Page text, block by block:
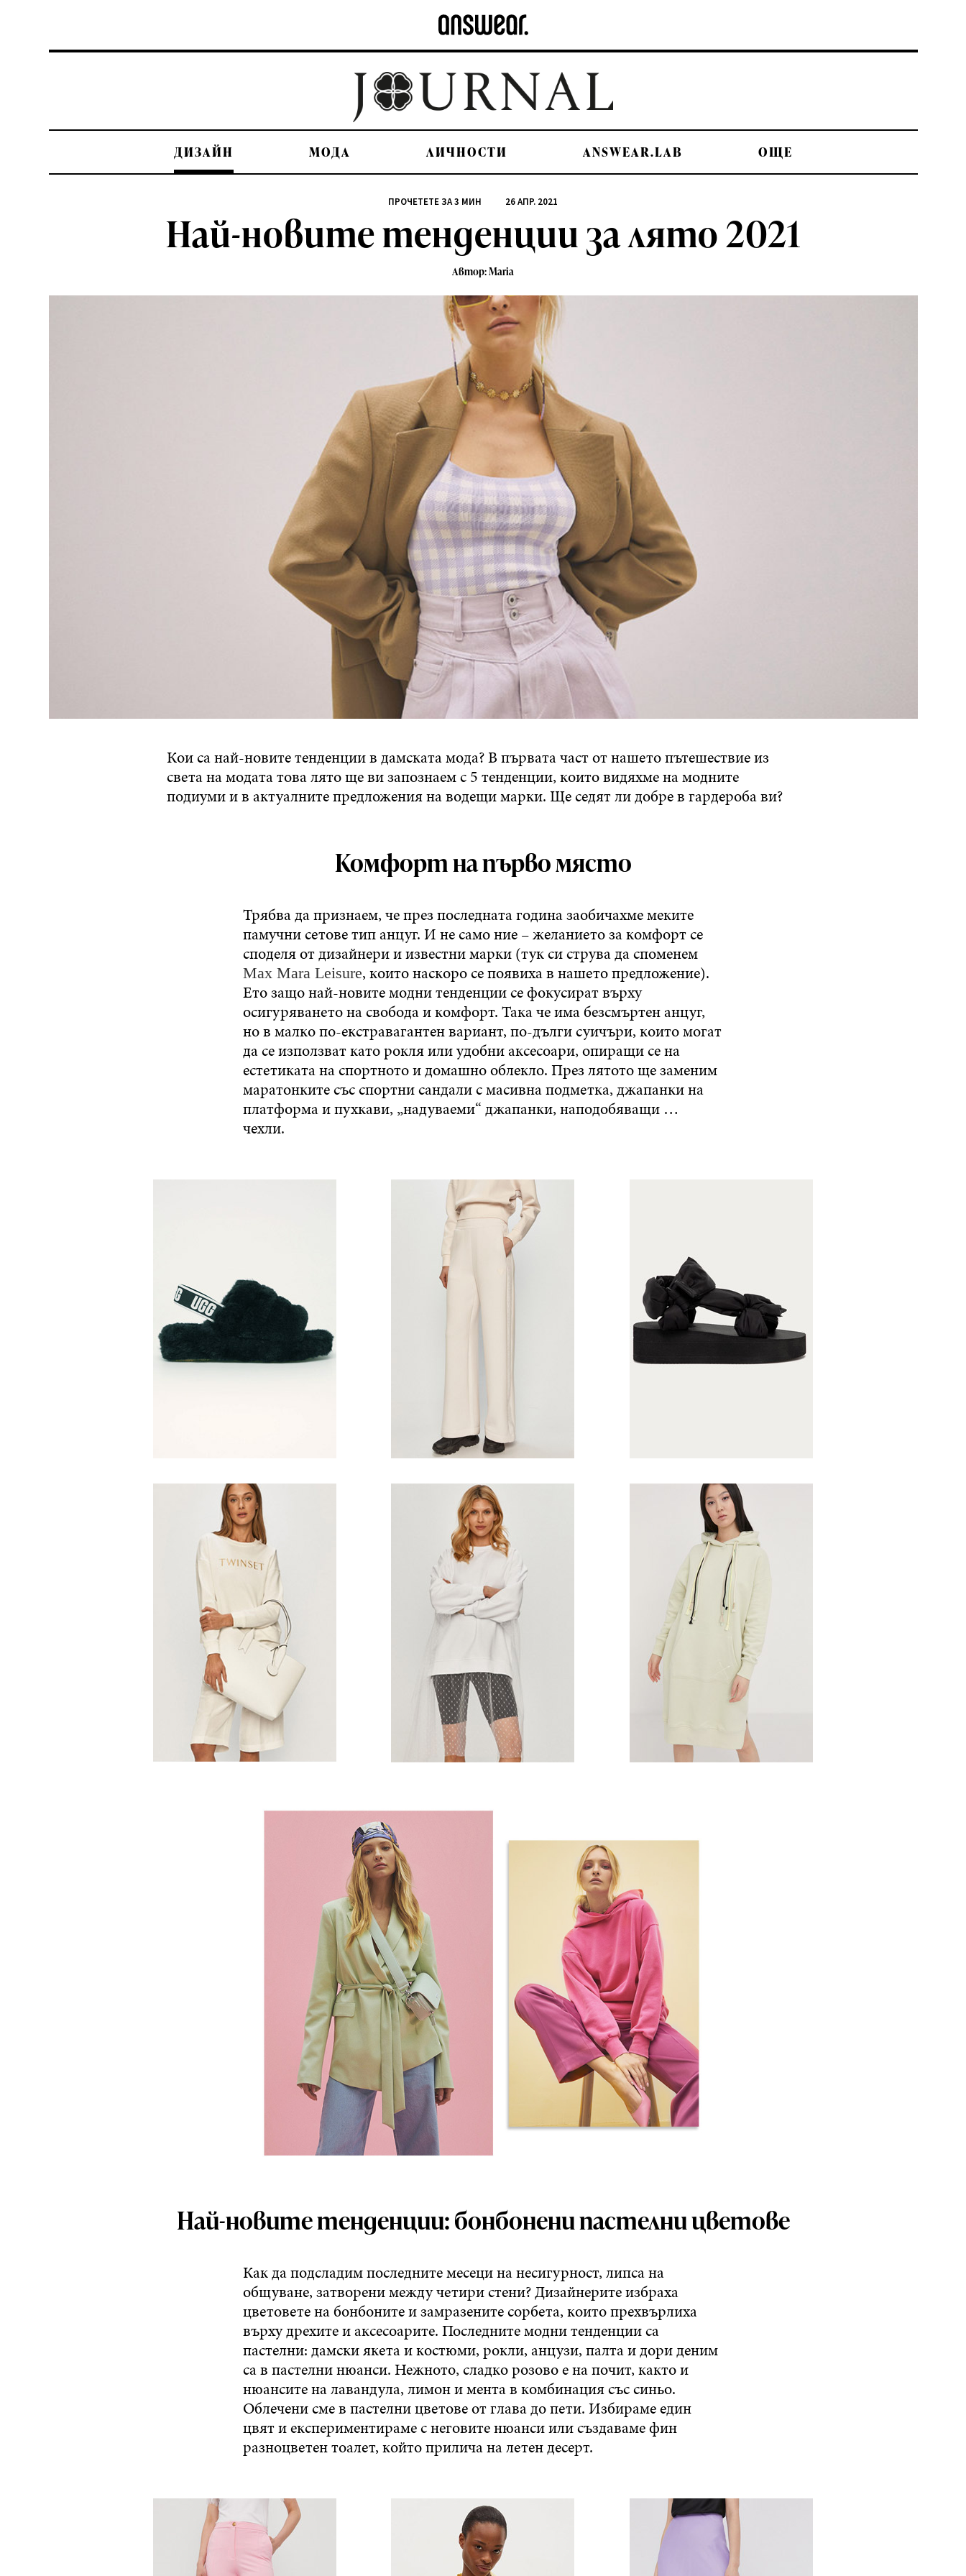
ДИЗАЙН МОДА ЛИЧНОСТИ ANSWEAR.LAB OЩЕ
ПРОЧЕТЕТЕ ЗА3 МИН 26 АПР. 2021
Най-новите тенденции за лято 2021
Автор: Maria
Кои са най-новите тенденции в дамската мода? В първата част от нашето пътешествие из
света на модата това лято ще ви запознаем с 5 тенденции, които видяхме на модните
подиуми и в актуалните предложения на водещи марки. Ще седят ли добре в гардероба ви?
Комфорт на първо място
Трябва да признаем, че през последната година заобичахме меките
памучни сетове тип анцуг. И не само ние – желанието за комфорт се
споделя от дизайнери и известни марки (тук си струва да споменем
Max Mara Leisure, които наскоро се появиха в нашето предложение).
Ето защо най-новите модни тенденции се фокусират върху
осигуряването на свобода и комфорт. Така че има безсмъртен анцуг,
но в малко по-екстравагантен вариант, по-дълги суичъри, които могат
да се използват като рокля или удобни аксесоари, опиращи се на
естетиката на спортното и домашно облекло. През лятото ще заменим
маратонките със спортни сандали с масивна подметка, джапанки на
платформа и пухкави, „надуваеми“ джапанки, наподобяващи …
чехли.
Най-новите тенденции: бонбонени пастелни цветове
Как да подсладим последните месеци на несигурност, липса на
общуване, затворени между четири стени? Дизайнерите избраха
цветовете на бонбоните и замразените сорбета, които прехвърлиха
върху дрехите и аксесоарите. Последните модни тенденции са
пастелни: дамски якета и костюми, рокли, анцузи, палта и дори деним
са в пастелни нюанси. Нежното, сладко розово е на почит, както и
нюансите на лавандула, лимон и мента в комбинация със синьо.
Облечени сме в пастелни цветове от глава до пети. Избираме един
цвят и експериментираме с неговите нюанси или създаваме фин
разноцветен тоалет, който прилича на летен десерт.